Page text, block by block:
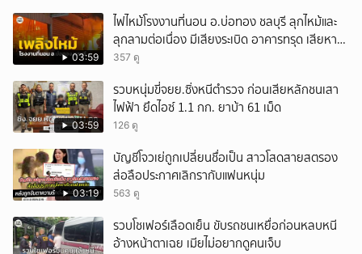
03:59
ไฟไหม้โรงงานที่นอน อ.บ่อทอง ชลบุรี ลุกไหม้และ
ลุกลามต่อเนื่อง มีเสียงระเบิด อาคารทรุด เสียหาย
หนัก
357 ดู
03:59
รวบหนุ่มขี่จยย.ซิ่งหนีตำรวจ ก่อนเสียหลักชนเสา
ไฟฟ้า ยึดไอซ์ 1.1 กก. ยาบ้า 61 เม็ด
126 ดู
03:19
บัญชีโจวเย่ถูกเปลี่ยนชื่อเป็น สาวโสดสายสตรอง
ส่อลือประกาศเลิกรากับแฟนหนุ่ม
563 ดู
รวบโชเฟอร์เลือดเย็น ขับรถชนเหยื่อก่อนหลบหนี
อ้างหน้าตาเฉย เมียไม่อยากดูคนเจ็บ